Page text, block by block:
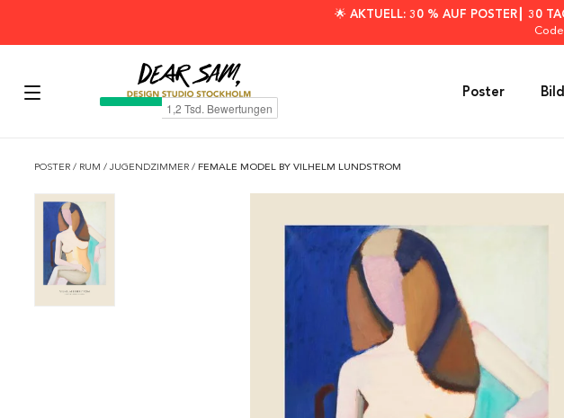
🌟 AKTUELL: 30 % AUF POSTER┃ 30
Poster
POSTER / RUM /JUGENDZIMMER / FEMALE MODEL BY VILHELM LUNDSTROM